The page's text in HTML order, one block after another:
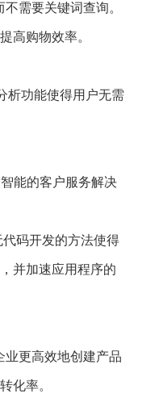
需要关键词查询。
高购物效率。
析功能使得用户无需
能的客户服务解决
码开发的方法使得
并加速应用程序的
业更高效地创建产品
化率。